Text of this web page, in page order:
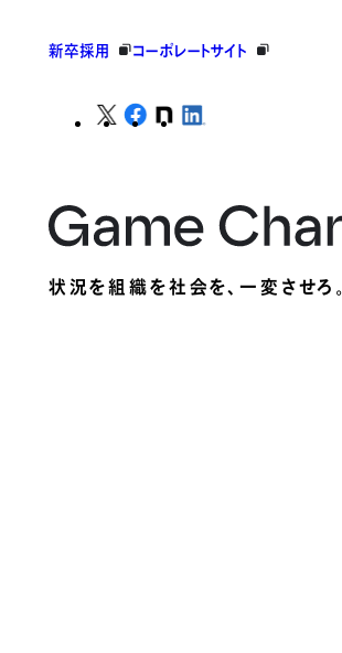
新卒採用 コーポレートサイト
状況を組織を社会を、一変させろ。